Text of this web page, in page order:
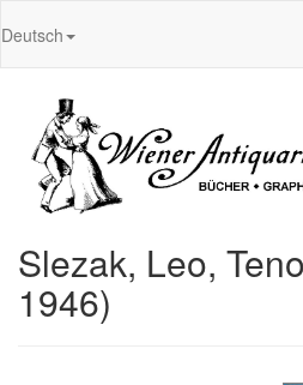
Deutsch
Slezak, Leo,
1946)